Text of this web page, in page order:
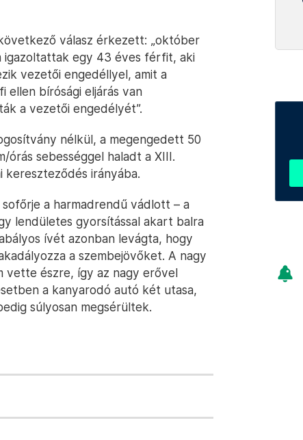
válasz érkezett: „október
igazoltattak egy 43 éves férfit, aki
vezetői engedéllyel, amit a
bírósági eljárás van
a vezetői engedélyét”.
nélkül, a megengedett 50
órás sebességgel haladt a XIII.
kereszteződés irányába.
a harmadrendű vádlott – a
lendületes gyorsítással akart balra
ívét azonban levágta, hogy
a szembejövőket. A nagy
vette észre, így az nagy erővel
a kanyarodó autó két utasa,
súlyosan megsérültek.